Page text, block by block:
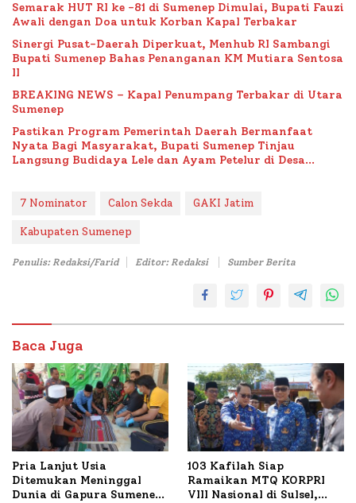
Semarak HUT RI ke -81 di Sumenep Dimulai, Bupati Fauzi
Awali dengan Doa untuk Korban Kapal Terbakar
Sinergi Pusat-Daerah Diperkuat, Menhub RI Sambangi
Bupati Sumenep Bahas Penanganan KM Mutiara Sentosa
II
BREAKING NEWS – Kapal Penumpang Terbakar di Utara
Sumenep
Pastikan Program Pemerintah Daerah Bermanfaat
Nyata Bagi Masyarakat, Bupati Sumenep Tinjau
Langsung Budidaya Lele dan Ayam Petelur di Desa
7 Nominator Calon Sekda GAKI Jatim
Kabupaten Sumenep
Penulis: Redaksi/Farid Editor: Redaksi Sumber Berita
Baca Juga
Pria Lanjut Usia
Ditemukan Meninggal
Dunia di Gapura Sumenep,
103 Kafilah Siap
Ramaikan MTQ KORPRI
VIII Nasional di Sulsel,